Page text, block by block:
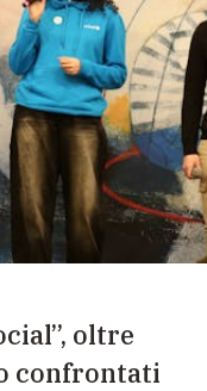
oltre
confrontati